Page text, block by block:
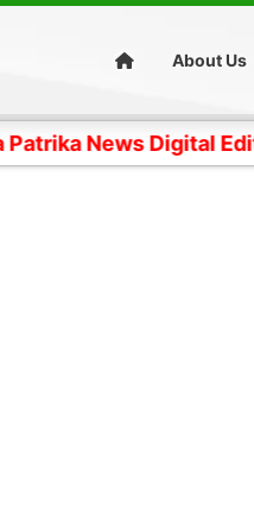
About Us
Digital Edition-